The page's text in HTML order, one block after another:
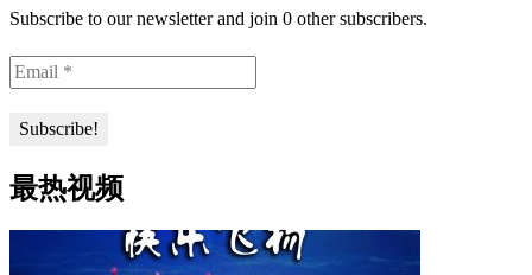
Subscribe to our newsletter and join 0 other subscribers.
最热视频